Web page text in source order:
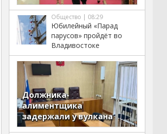
Общество | 08:29
Юбилейный «Парад
парусов» пройдёт во
Владивостоке
Должника-
алиментщика
задержали у вулкана